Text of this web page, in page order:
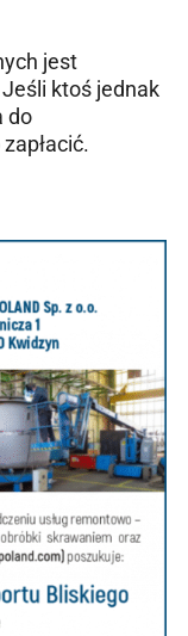
jest
ktoś jednak
do